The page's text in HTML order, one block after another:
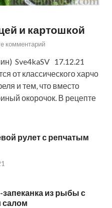
и картошкой
комментарий
Sve4kaSV 17.12.21
от классического харчо
и тем, что вместо
окорочок. В рецепте
рулет с репчатым
из рыбы с
салом